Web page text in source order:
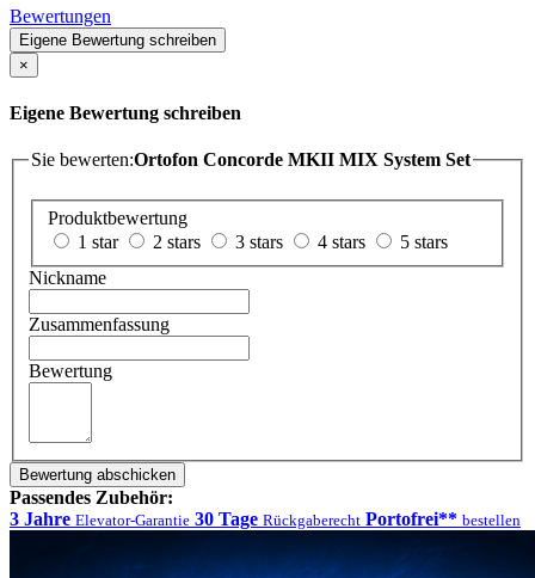
Bewertungen
Eigene Bewertung schreiben
×
Eigene Bewertung schreiben
Sie bewerten:Ortofon Concorde MKII MIX System Set
Produktbewertung
1 star
2 stars 3 stars 4 stars
5 stars
Nickname
Zusammenfassung
Bewertung
Bewertung abschicken
Passendes Zubehör:
3 Jahre Elevator-Garantie 30 Tage Rückgaberecht Portofrei** bestellen